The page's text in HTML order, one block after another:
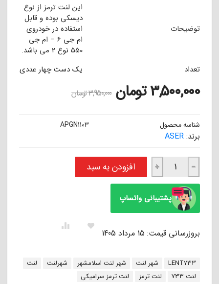
توضیحات
این لنت ترمز از نوع
دیسکی بوده و قابل
استفاده در خودروی
ام جی 6 – ام جی
550 نوع 2 می باشد.
تعداد
یک دست چهار عددی
3,500,000تومان 3,950,000تومان
شناسه محصول APGN1103
برند: ASER
لنت ترمز سرامیکی عقب ام جی 6 نوع 2 - ام جی 550 نوع 2 ایسر ASER عدد
−
+ افزودن به سبد
پشتیبانی واتساپ
بروزرسانی قیمت: 15 مرداد 1405
برچسب:
LENT733 شهر لنت شهر لنت اسلامشهر شهرلنت
لنت
لنت 733
لنت ترمز
لنت ترمز سرامیکی